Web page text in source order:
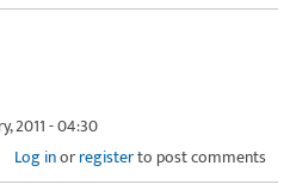
2011 - 04:30
Log inorregisterto post comments